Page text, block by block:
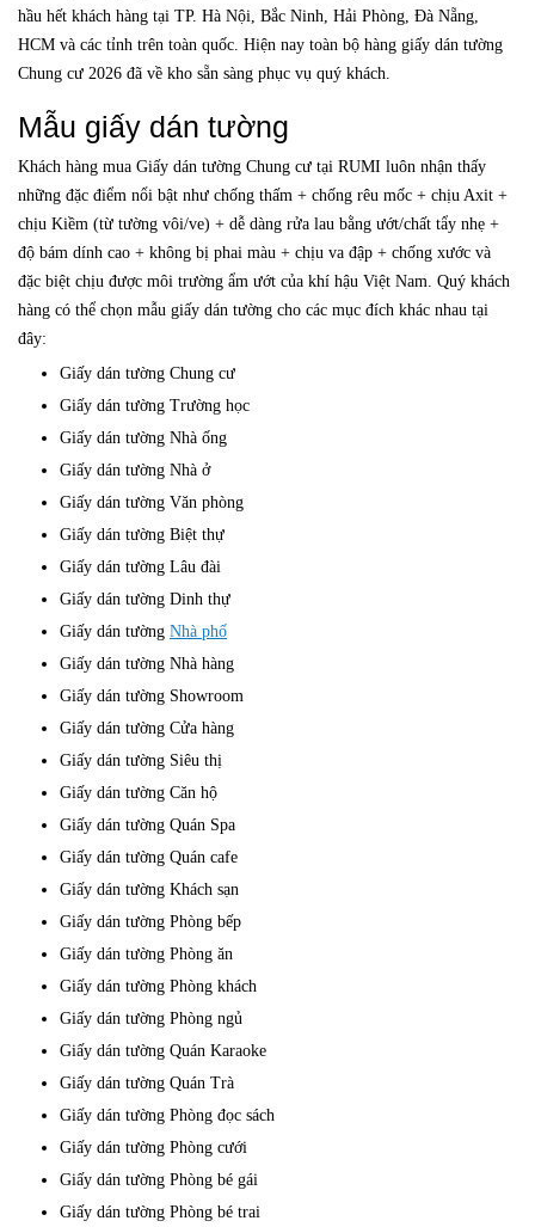
hầu hết khách hàng tại TP. Hà Nội, Bắc Ninh, Hải Phòng, Đà Nẵng,
HCM và các tỉnh trên toàn quốc. Hiện nay toàn bộ hàng giấy dán tường
Chung cư 2026 đã về kho sẵn sàng phục vụ quý khách.
Mẫu giấy dán tường
Khách hàng mua Giấy dán tường Chung cư tại RUMI luôn nhận thấy
những đặc điểm nổi bật như chống thấm + chống rêu mốc + chịu Axit +
chịu Kiềm (từ tường vôi/ve) + dễ dàng rửa lau bằng ướt/chất tẩy nhẹ +
độ bám dính cao + không bị phai màu + chịu va đập + chống xước và
đặc biệt chịu được môi trường ẩm ướt của khí hậu Việt Nam. Quý khách
hàng có thể chọn mẫu giấy dán tường cho các mục đích khác nhau tại
đây:
Giấy dán tường Chung cư
Giấy dán tường Trường học
Giấy dán tường Nhà ống
Giấy dán tường Nhà ở
Giấy dán tường Văn phòng
Giấy dán tường Biệt thự
Giấy dán tường Lâu đài
Giấy dán tường Dinh thự
Giấy dán tường Nhà phố
Giấy dán tường Nhà hàng
Giấy dán tường Showroom
Giấy dán tường Cửa hàng
Giấy dán tường Siêu thị
Giấy dán tường Căn hộ
Giấy dán tường Quán Spa
Giấy dán tường Quán cafe
Giấy dán tường Khách sạn
Giấy dán tường Phòng bếp
Giấy dán tường Phòng ăn
Giấy dán tường Phòng khách
Giấy dán tường Phòng ngủ
Giấy dán tường Quán Karaoke
Giấy dán tường Quán Trà
Giấy dán tường Phòng đọc sách
Giấy dán tường Phòng cưới
Giấy dán tường Phòng bé gái
Giấy dán tường Phòng bé trai